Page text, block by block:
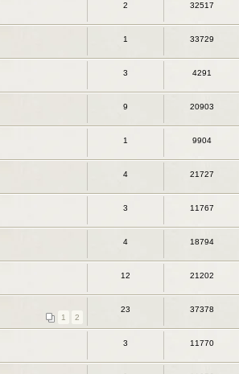
2 32517
1 33729
3 4291
9 20903
1 9904
4 21727
3 11767
4 18794
12 21202
1 2
23 37378
3 11770